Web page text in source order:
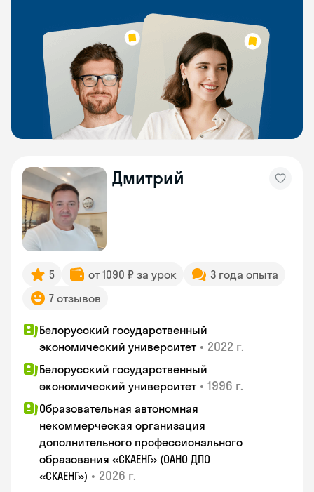
Дмитрий
5 от 1090 ₽ за урок
3 года опыта
7 отзывов
Белорусский государственный
экономический университет • 2022 г.
Белорусский государственный
экономический университет • 1996 г.
Образовательная автономная
некоммерческая организация
дополнительного профессионального
образования «СКАЕНГ» (ОАНО ДПО
«СКАЕНГ») • 2026 г.